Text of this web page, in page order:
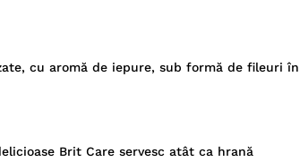
cu aromă de iepure, sub formă de fileuri în
Brit Care servesc atât ca hrană